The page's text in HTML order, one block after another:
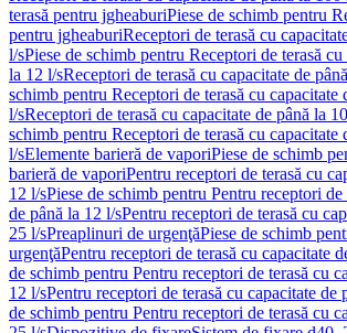
terasă pentru jgheaburiPiese de schimb pentru
pentru jgheaburiReceptori de terasă cu
l/sPiese de schimb pentru Receptori de terasă cu
la 12 l/sReceptori de terasă cu capacitate de
schimb pentru Receptori de terasă cu capacitate
l/sReceptori de terasă cu capacitate de până la
schimb pentru Receptori de terasă cu capacitate
l/sElemente barieră de vaporiPiese de schimb
barieră de vaporiPentru receptori de terasă cu
12 l/sPiese de schimb pentru Pentru receptori de
de până la 12 l/sPentru receptori de terasă cu
25 l/sPreaplinuri de urgenţăPiese de schimb
urgenţăPentru receptori de terasă cu capacitate
de schimb pentru Pentru receptori de terasă cu
12 l/sPentru receptori de terasă cu capacitate de
de schimb pentru Pentru receptori de terasă cu